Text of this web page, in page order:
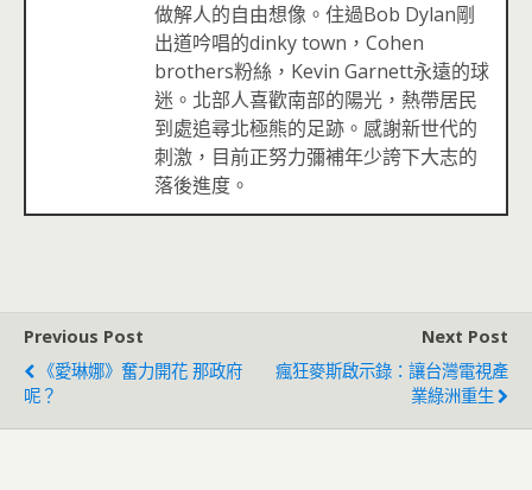
做解人的自由想像。住過Bob Dylan剛
出道吟唱的dinky town，Cohen
brothers粉絲，Kevin Garnett永遠的球
迷。北部人喜歡南部的陽光，熱帶居民
到處追尋北極熊的足跡。感謝新世代的
刺激，目前正努力彌補年少誇下大志的
落後進度。
Previous Post
《愛琳娜》奮力開花 那政府
呢？
Next Post
瘋狂麥斯啟示錄：讓台灣電視產
業綠洲重生